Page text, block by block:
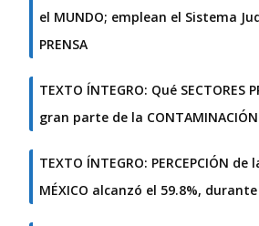
el MUNDO; emplean el Sistema
PRENSA
TEXTO ÍNTEGRO: Qué SECTORES
gran parte de la CONTAMINACIÓN
TEXTO ÍNTEGRO: PERCEPCIÓN de
MÉXICO alcanzó el 59.8%,